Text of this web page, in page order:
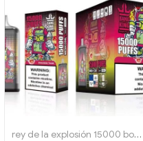
rey de la explosión 15000 bocanadas